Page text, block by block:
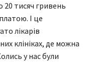
20 тисяч гривень
І це
лікарів
клініках, де можна
у нас були